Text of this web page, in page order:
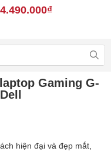
Gaming G-
hiện đại và đẹp mắt,